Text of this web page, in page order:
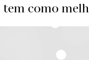
tem como